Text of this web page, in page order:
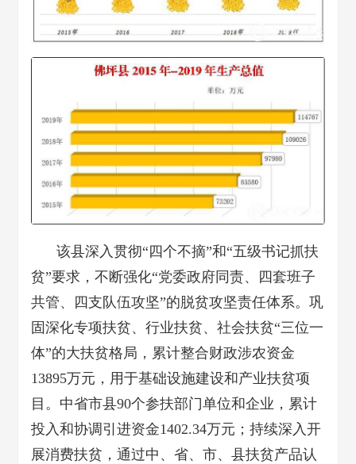
该县深入贯彻“四个不摘”和“五级书记抓扶
贫”要求，不断强化“党委政府同责、四套班子
共管、四支队伍攻坚”的脱贫攻坚责任体系。 巩
固深化专项扶贫、行业扶贫、社会扶贫“三位一
体”的大扶贫格局，累计整合财政涉农资金
13895万元，用于基础设施建设和产业扶贫项
目。中省市县90个参扶部门单位和企业，累计
投入和协调引进资金1402.34万元；持续深入开
展消费扶贫，通过中、省、市、县扶贫产品认